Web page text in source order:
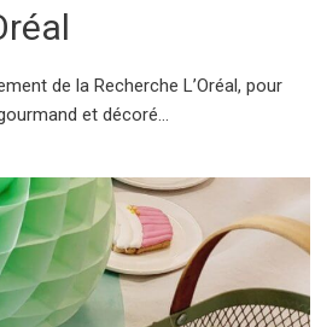
de la Recherche L’Oréal, pour
et décoré...